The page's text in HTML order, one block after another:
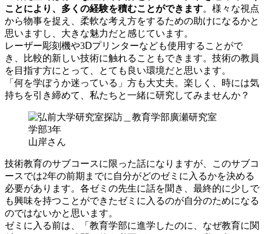
ことにより、多くの経験を積むことができます。様々な視点
から物事を捉え、柔軟な考え方をするための助けになるかと
思いますし、大きな魅力だと感じています。
レーザー彫刻機や3Ⅾプリンターなども使用することがで
き、比較的新しい技術に触れることもできます。技術の教員
を目指す方にとって、とても良い環境だと思います。
「何を学ぼうか迷っている」方も大丈夫。楽しく、時には気
持ちを引き締めて、私たちと一緒に研究してみませんか？
学部3年
山岸さん
技術教育のサブコースに限った話になりますが、このサブコ
ースでは2年の前期までに自分がどのゼミに入るかを決める
必要があります。各ゼミの先生に話を聞き、最終的に少しで
も興味を持つことができたゼミに入るのが自分のためになる
のではないかと思います。
ゼミに入る前は、「教育学部に進学したのに、なぜ教育に関